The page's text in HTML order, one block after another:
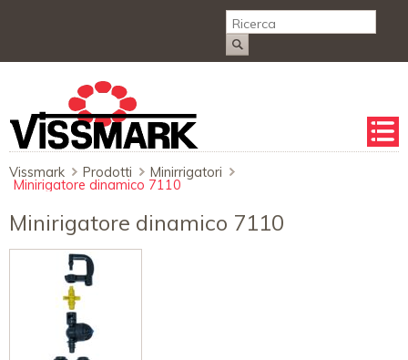
Salta
la
Vissmark Prodotti Minirrigatori
Minirigatore dinamico 7110
Minirigatore dinamico 7110